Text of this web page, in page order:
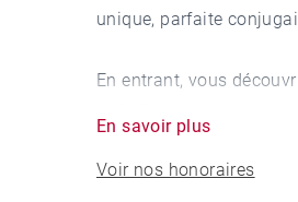
unique, parfaite
En entrant, vous
du quartier apportant
En savoir plus
Voir nos honoraires